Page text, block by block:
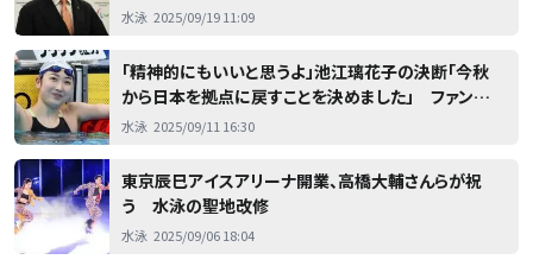
水泳 2025/09/19 11:09
「精神的にもいいと思うよ」池江璃花子の決断「今秋
から日本を拠点に戻すことを決めました」 ファン歓
迎「おかえり」「きっと強くなっている」
水泳 2025/09/11 16:30
東京辰巳アイスアリーナ開業、高橋大輔さんらが祝
う 水泳の聖地改修
水泳 2025/09/06 18:04